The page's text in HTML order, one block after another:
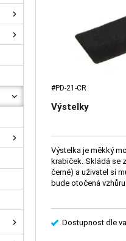
#PD-21-CR
Výstelky
Výstelka je měkký
krabiček. Skládá se
černé) a uživatel si
bude otočená vzhůru.
Dostupnost dle